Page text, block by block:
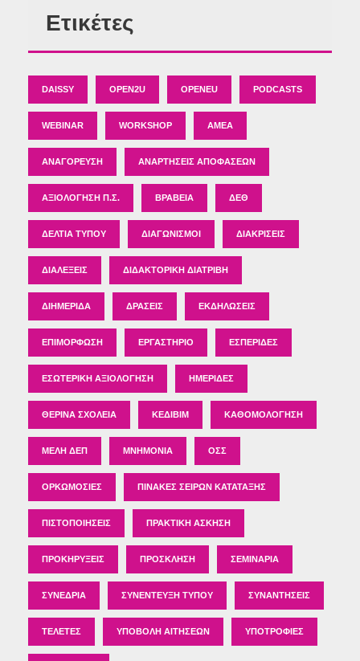
Ετικέτες
DAISSY OPEN2U OPENEU PODCASTS
WEBINAR WORKSHOP ΑΜΕΑ
ΑΝΑΓΌΡΕΥΣΗ ΑΝΑΡΤΉΣΕΙΣ ΑΠΟΦΆΣΕΩΝ
ΑΞΙΟΛΌΓΗΣΗ Π.Σ. ΒΡΑΒΕΊΑ ΔΕΘ
ΔΕΛΤΊΑ ΤΎΠΟΥ ΔΙΑΓΩΝΙΣΜΟΊ ΔΙΑΚΡΊΣΕΙΣ
ΔΙΑΛΈΞΕΙΣ ΔΙΔΑΚΤΟΡΙΚΉ ΔΙΑΤΡΙΒΉ
ΔΙΗΜΕΡΊΔΑ ΔΡΆΣΕΙΣ ΕΚΔΗΛΏΣΕΙΣ
ΕΠΙΜΌΡΦΩΣΗ ΕΡΓΑΣΤΉΡΙΟ ΕΣΠΕΡΊΔΕΣ
ΕΣΩΤΕΡΙΚΉ ΑΞΙΟΛΌΓΗΣΗ ΗΜΕΡΊΔΕΣ
ΘΕΡΙΝΆ ΣΧΟΛΕΊΑ ΚΕΔΙΒΙΜ ΚΑΘΟΜΟΛΌΓΗΣΗ
ΜΈΛΗ ΔΕΠ ΜΝΗΜΌΝΙΑ ΟΣΣ
ΟΡΚΩΜΟΣΊΕΣ ΠΊΝΑΚΕΣ ΣΕΙΡΏΝ ΚΑΤΆΤΑΞΗΣ
ΠΙΣΤΟΠΟΙΉΣΕΙΣ ΠΡΑΚΤΙΚΉ ΆΣΚΗΣΗ
ΠΡΟΚΗΡΎΞΕΙΣ ΠΡΌΣΚΛΗΣΗ ΣΕΜΙΝΆΡΙΑ
ΣΥΝΈΔΡΙΑ ΣΥΝΈΝΤΕΥΞΗ ΤΎΠΟΥ ΣΥΝΑΝΤΉΣΕΙΣ
ΤΕΛΕΤΈΣ ΥΠΟΒΟΛΉ ΑΙΤΉΣΕΩΝ ΥΠΟΤΡΟΦΊΕΣ